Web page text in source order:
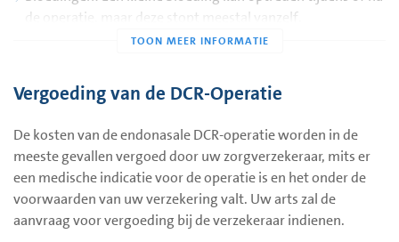
de operatie, maar deze stopt meestal vanzelf.
Verstopping van de nieuwe opening: In zeldzame gevallen
neusholte weer verstopt raken, wat een aanvullende
ingreep kan vereisen.
Littekens in de neusholte: Hoewel er geen zichtbaar
litteken aan de buitenkant ontstaat, kunnen er kleine
littekens in de neusholte ontstaan. Dit kan soms leiden tot
een verstopte neus of lichte ongemakken.
Gevoeligheid of irritatie: Na de operatie kunt u enige druk
Vergoeding van de DCR-Operatie
De kosten van de endonasale DCR-operatie worden in de
meeste gevallen vergoed door uw zorgverzekeraar, mits er
een medische indicatie voor de operatie is en het onder de
voorwaarden van uw verzekering valt. Uw arts zal de
aanvraag voor vergoeding bij de verzekeraar indienen.